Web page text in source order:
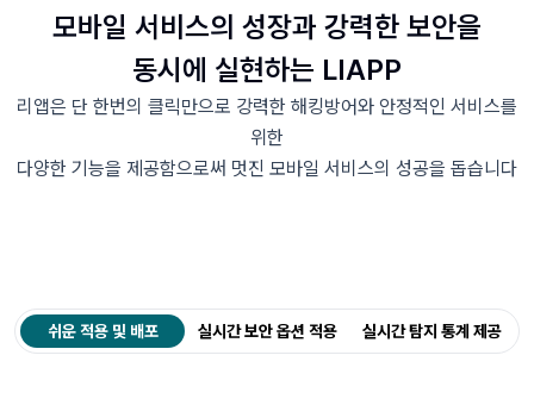
모바일 서비스의 성장과 강력한 보안을
동시에 실현하는 LIAPP
리앱은 단 한번의 클릭만으로 강력한 해킹방어와 안정적인 서비스를
위한
다양한 기능을 제공함으로써 멋진 모바일 서비스의 성공을 돕습니다
쉬운 적용 및 배포 실시간 보안 옵션 적용 실시간 탐지 통계 제공